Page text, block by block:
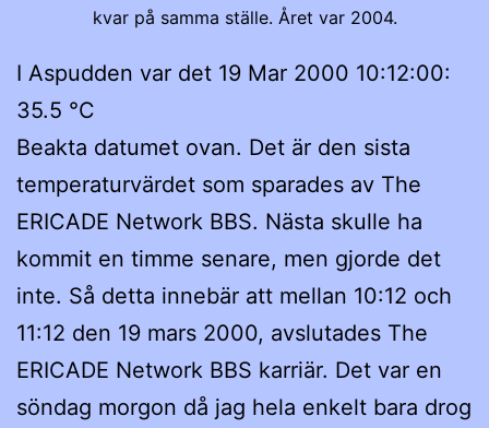
kvar på samma ställe. Året var 2004.
I Aspudden var det 19 Mar 2000 10:12:00:
35.5 °C
Beakta datumet ovan. Det är den sista
temperaturvärdet som sparades av The
ERICADE Network BBS. Nästa skulle ha
kommit en timme senare, men gjorde det
inte. Så detta innebär att mellan 10:12 och
11:12 den 19 mars 2000, avslutades The
ERICADE Network BBS karriär. Det var en
söndag morgon då jag hela enkelt bara drog